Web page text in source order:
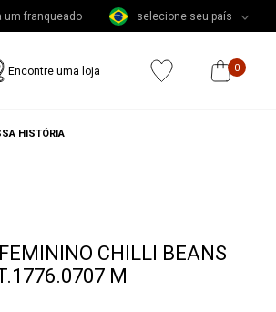
um franqueado selecione seu país
Encontre uma loja 0
HISTÓRIA
CHILLI BEANS
M